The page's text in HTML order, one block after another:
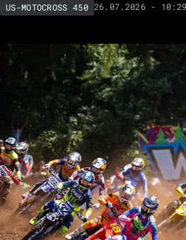
US-MOTOCROSS 450 26.07.2026 - 10:29